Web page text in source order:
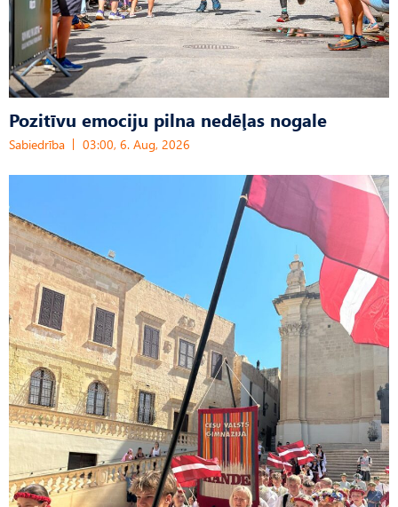
Pozitīvu emociju pilna nedēļas nogale
Sabiedrība 03:00, 6. Aug, 2026